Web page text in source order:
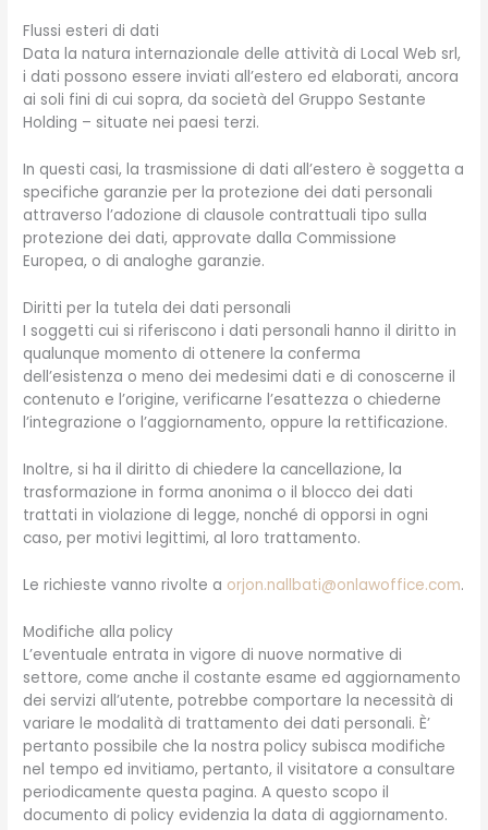
Flussi esteri di dati
Data la natura internazionale delle attività di Local Web srl,
i dati possono essere inviati all’estero ed elaborati, ancora
ai soli fini di cui sopra, da società del Gruppo Sestante
Holding – situate nei paesi terzi.
In questi casi, la trasmissione di dati all’estero è soggetta a
specifiche garanzie per la protezione dei dati personali
attraverso l’adozione di clausole contrattuali tipo sulla
protezione dei dati, approvate dalla Commissione
Europea, o di analoghe garanzie.
Diritti per la tutela dei dati personali
I soggetti cui si riferiscono i dati personali hanno il diritto in
qualunque momento di ottenere la conferma
dell’esistenza o meno dei medesimi dati e di conoscerne il
contenuto e l’origine, verificarne l’esattezza o chiederne
l’integrazione o l’aggiornamento, oppure la rettificazione.
Inoltre, si ha il diritto di chiedere la cancellazione, la
trasformazione in forma anonima o il blocco dei dati
trattati in violazione di legge, nonché di opporsi in ogni
caso, per motivi legittimi, al loro trattamento.
Le richieste vanno rivolte a orjon.nallbati@onlawoffice.com.
Modifiche alla policy
L’eventuale entrata in vigore di nuove normative di
settore, come anche il costante esame ed aggiornamento
dei servizi all’utente, potrebbe comportare la necessità di
variare le modalità di trattamento dei dati personali. È’
pertanto possibile che la nostra policy subisca modifiche
nel tempo ed invitiamo, pertanto, il visitatore a consultare
periodicamente questa pagina. A questo scopo il
documento di policy evidenzia la data di aggiornamento.